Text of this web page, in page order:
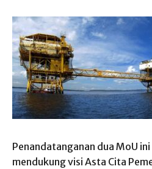
Penandatanganan dua MoU
mendukung visi Asta Cita